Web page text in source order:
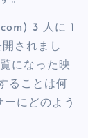
3 人に 1
されまし
になった映
ることは何
にどのよう